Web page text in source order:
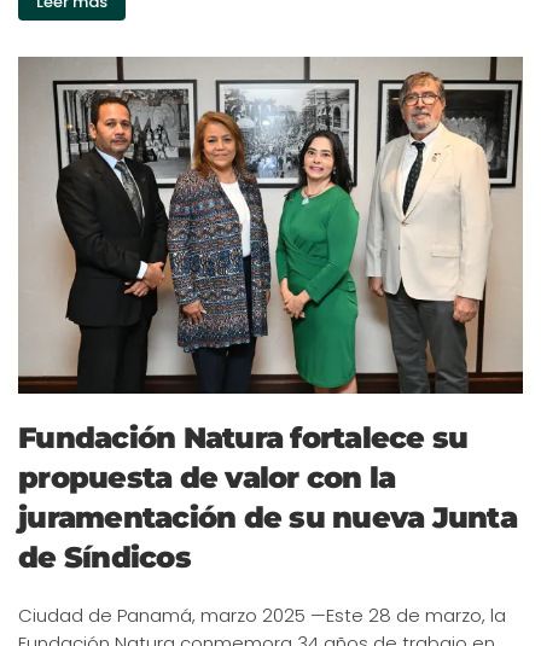
Fundación Natura fortalece su
propuesta de valor con la
juramentación de su nueva Junta
de Síndicos
Ciudad de Panamá, marzo 2025 —Este 28 de marzo, la